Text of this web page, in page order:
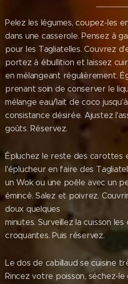
Pelez les légumes, coupez-les
dans une casserole. Pensez à
pour les Tagliatelles. Couvrez
portez à ébullition et laissez
en mélangeant régulièrement.
prenant soin de conserver le
mélange eau/lait de coco
consistance désirée. Ajustez
goûts. Réservez.
Épluchez le reste des carottes
l'éplucheur en faire des
un Wok ou une poêle avec un
émincé. Salez et poivrez.
doux quelques
minutes. Surveillez la cuisson
croquantes. Puis réservez.
Le dos de cabillaud se cuisine
Rincez votre poisson, séchez-